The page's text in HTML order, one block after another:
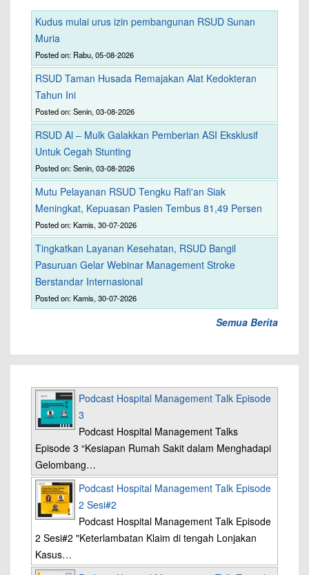
Kudus mulai urus izin pembangunan RSUD Sunan
Muria
Posted on: Rabu, 05-08-2026
RSUD Taman Husada Remajakan Alat Kedokteran
Tahun Ini
Posted on: Senin, 03-08-2026
RSUD Al – Mulk Galakkan Pemberian ASI Eksklusif
Untuk Cegah Stunting
Posted on: Senin, 03-08-2026
Mutu Pelayanan RSUD Tengku Rafi'an Siak
Meningkat, Kepuasan Pasien Tembus 81,49 Persen
Posted on: Kamis, 30-07-2026
Tingkatkan Layanan Kesehatan, RSUD Bangil
Pasuruan Gelar Webinar Management Stroke
Berstandar Internasional
Posted on: Kamis, 30-07-2026
Semua Berita
Podcast Hospital Management Talk Episode
3
Podcast Hospital Management Talks
Episode 3 “Kesiapan Rumah Sakit dalam Menghadapi
Gelombang…
Podcast Hospital Management Talk Episode
2 Sesi#2
Podcast Hospital Management Talk Episode
2 Sesi#2 "Keterlambatan Klaim di tengah Lonjakan
Kasus…